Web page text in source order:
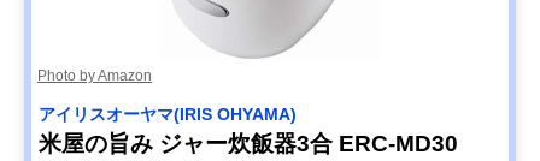
Photo by Amazon
アイリスオーヤマ(IRIS OHYAMA)
米屋の旨み ジャー炊飯器3合 ERC-MD30